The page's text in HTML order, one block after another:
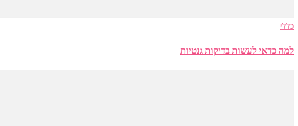
כללי
למה כדאי לעשות בדיקות גנטיות